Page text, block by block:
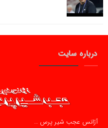
درباره سایت
آژانس عجب شیر پرس …